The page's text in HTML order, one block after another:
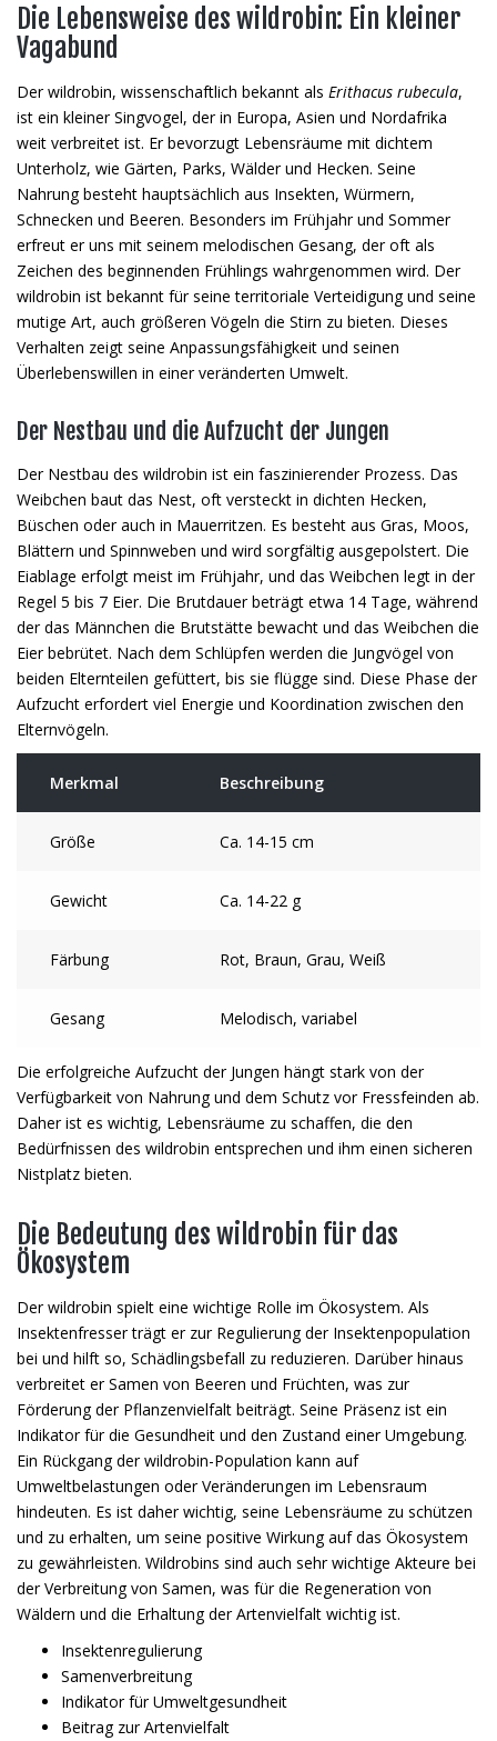
Die Lebensweise des wildrobin: Ein kleiner
Vagabund
Der wildrobin, wissenschaftlich bekannt als Erithacus rubecula,
ist ein kleiner Singvogel, der in Europa, Asien und Nordafrika
weit verbreitet ist. Er bevorzugt Lebensräume mit dichtem
Unterholz, wie Gärten, Parks, Wälder und Hecken. Seine
Nahrung besteht hauptsächlich aus Insekten, Würmern,
Schnecken und Beeren. Besonders im Frühjahr und Sommer
erfreut er uns mit seinem melodischen Gesang, der oft als
Zeichen des beginnenden Frühlings wahrgenommen wird. Der
wildrobin ist bekannt für seine territoriale Verteidigung und seine
mutige Art, auch größeren Vögeln die Stirn zu bieten. Dieses
Verhalten zeigt seine Anpassungsfähigkeit und seinen
Überlebenswillen in einer veränderten Umwelt.
Der Nestbau und die Aufzucht der Jungen
Der Nestbau des wildrobin ist ein faszinierender Prozess. Das
Weibchen baut das Nest, oft versteckt in dichten Hecken,
Büschen oder auch in Mauerritzen. Es besteht aus Gras, Moos,
Blättern und Spinnweben und wird sorgfältig ausgepolstert. Die
Eiablage erfolgt meist im Frühjahr, und das Weibchen legt in der
Regel 5 bis 7 Eier. Die Brutdauer beträgt etwa 14 Tage, während
der das Männchen die Brutstätte bewacht und das Weibchen die
Eier bebrütet. Nach dem Schlüpfen werden die Jungvögel von
beiden Elternteilen gefüttert, bis sie flügge sind. Diese Phase der
Aufzucht erfordert viel Energie und Koordination zwischen den
Elternvögeln.
Merkmal Beschreibung
Größe Ca. 14-15 cm
Gewicht Ca. 14-22 g
Färbung Rot, Braun, Grau, Weiß
Gesang Melodisch, variabel
Die erfolgreiche Aufzucht der Jungen hängt stark von der
Verfügbarkeit von Nahrung und dem Schutz vor Fressfeinden ab.
Daher ist es wichtig, Lebensräume zu schaffen, die den
Bedürfnissen des wildrobin entsprechen und ihm einen sicheren
Nistplatz bieten.
Die Bedeutung des wildrobin für das
Ökosystem
Der wildrobin spielt eine wichtige Rolle im Ökosystem. Als
Insektenfresser trägt er zur Regulierung der Insektenpopulation
bei und hilft so, Schädlingsbefall zu reduzieren. Darüber hinaus
verbreitet er Samen von Beeren und Früchten, was zur
Förderung der Pflanzenvielfalt beiträgt. Seine Präsenz ist ein
Indikator für die Gesundheit und den Zustand einer Umgebung.
Ein Rückgang der wildrobin-Population kann auf
Umweltbelastungen oder Veränderungen im Lebensraum
hindeuten. Es ist daher wichtig, seine Lebensräume zu schützen
und zu erhalten, um seine positive Wirkung auf das Ökosystem
zu gewährleisten. Wildrobins sind auch sehr wichtige Akteure bei
der Verbreitung von Samen, was für die Regeneration von
Wäldern und die Erhaltung der Artenvielfalt wichtig ist.
Insektenregulierung
Samenverbreitung
Indikator für Umweltgesundheit
Beitrag zur Artenvielfalt